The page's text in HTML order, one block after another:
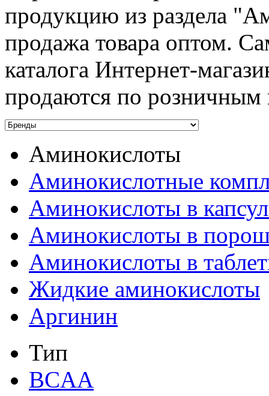
продукцию из раздела
продажа товара оптом.
каталога Интернет-
продаются по
Аминокислоты
Аминокислотные
Аминокислоты в
Аминокислоты в
Аминокислоты в
Жидкие аминокислоты
Аргинин
Тип
BCAA